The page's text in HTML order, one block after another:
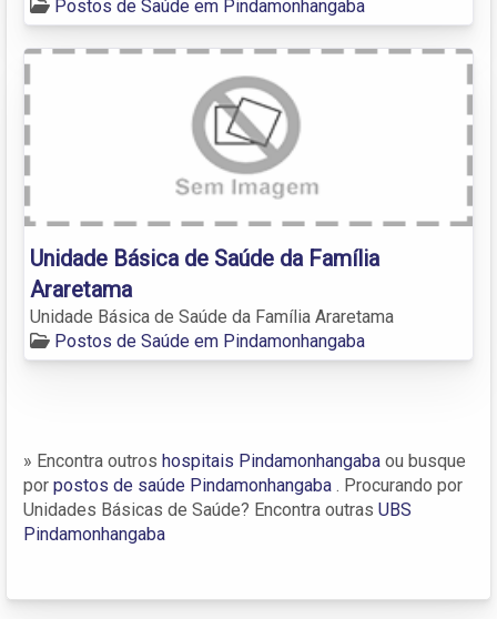
Postos de Saúde em Pindamonhangaba
Unidade Básica de Saúde da Família
Araretama
Unidade Básica de Saúde da Família Araretama
Postos de Saúde em Pindamonhangaba
» Encontra outros hospitais Pindamonhangaba ou busque
por postos de saúde Pindamonhangaba . Procurando por
Unidades Básicas de Saúde? Encontra outras UBS
Pindamonhangaba